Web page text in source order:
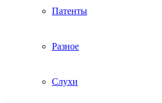
Патенты
Разное
Слухи